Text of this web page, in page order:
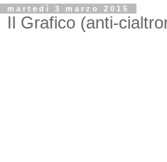
martedì 3 marzo 2015
Il Grafico (anti-